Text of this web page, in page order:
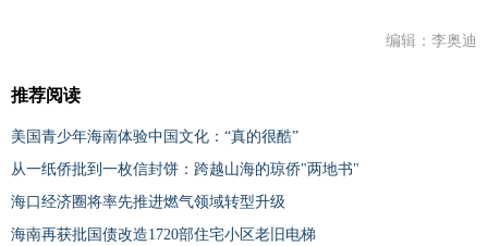
编辑：李奥迪
推荐阅读
美国青少年海南体验中国文化：“真的很酷”
从一纸侨批到一枚信封饼：跨越山海的琼侨"两地书"
海口经济圈将率先推进燃气领域转型升级
海南再获批国债改造1720部住宅小区老旧电梯